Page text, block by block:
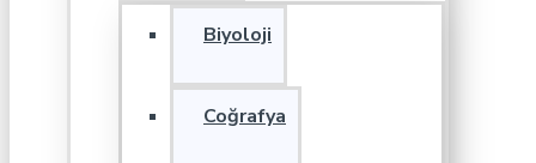
Biyoloji
Coğrafya